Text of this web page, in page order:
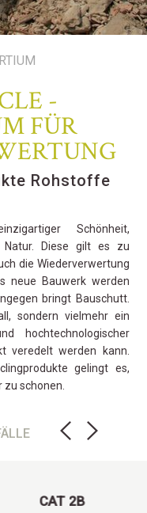
-
FÜR
Rohstoffe
Schönheit,
Natur. Diese gilt es zu
die Wiederverwertung
neue Bauwerk werden
bringt Bauschutt.
sondern vielmehr ein
hochtechnologischer
veredelt werden kann.
gelingt es,
schonen.
CAT 2B